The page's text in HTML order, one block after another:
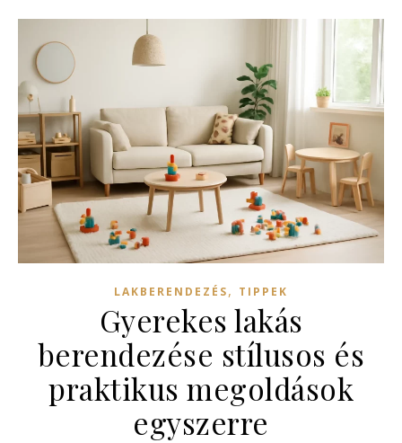
LAKBERENDEZÉS, TIPPEK
Gyerekes lakás
berendezése stílusos és
praktikus megoldások
egyszerre